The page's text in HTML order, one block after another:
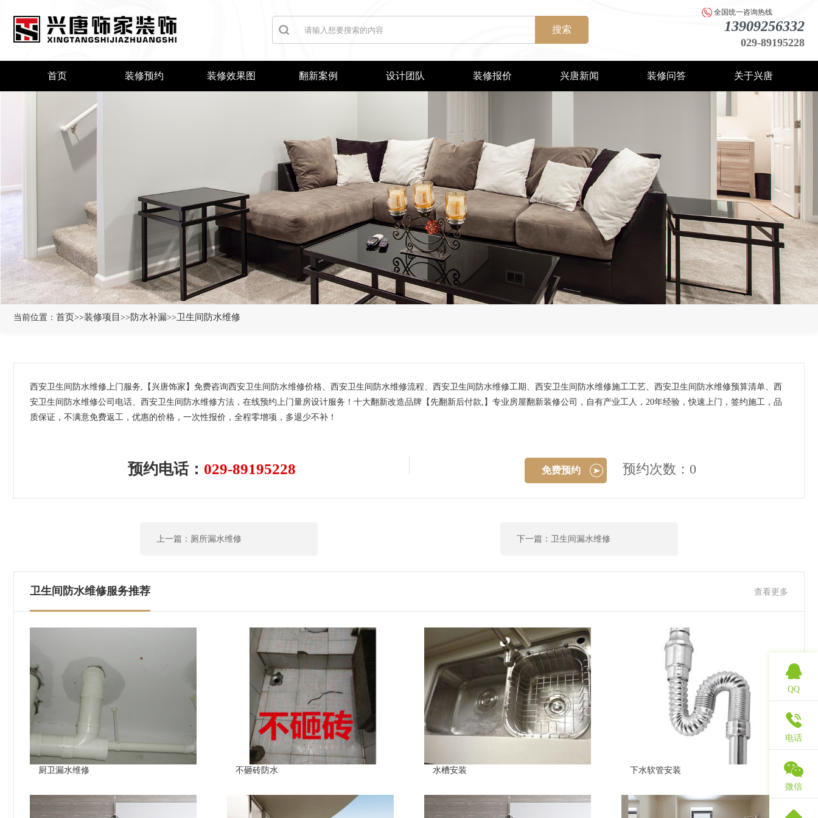
搜索
全国统一咨询热线
13909256332
029-89195228
首页 装修预约 装修效果图 翻新案例 设计团队 装修报价 兴唐新闻 装修问答 关于兴唐
当前位置： 首页>>装修项目 >> 防水补漏>>卫生间防水维修
西安卫生间防水维修上门服务,【兴唐饰家】免费咨询西安卫生间防水维修价格、西安卫生间防水维修流程、西安卫生间防水维修工期、西安卫生间防水维修施工工艺、西安卫生间防水维修预算清单、西
安卫生间防水维修公司电话、西安卫生间防水维修方法，在线预约上门量房设计服务！十大翻新改造品牌【先翻新后付款,】专业房屋翻新装修公司，自有产业工人，20年经验，快速上门，签约施工，品
质保证，不满意免费返工，优惠的价格，一次性报价，全程零增项，多退少不补！
预约电话： 029-89195228 免费预约 预约次数：0
上一篇：厕所漏水维修 下一篇：卫生间漏水维修
卫生间防水维修服务推荐 查看更多
厨卫漏水维修 不砸砖防水 水槽安装 下水软管安装
QQ
电话
微信